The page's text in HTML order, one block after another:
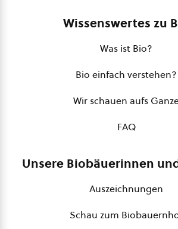
Wissenswertes zu
Was ist Bio?
Bio einfach verstehen?
Wir schauen aufs
FAQ
Unsere Biobäuerinnen
Auszeichnungen
Schau zum